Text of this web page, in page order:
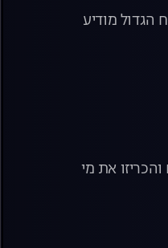
הגדול מודיע
את מי